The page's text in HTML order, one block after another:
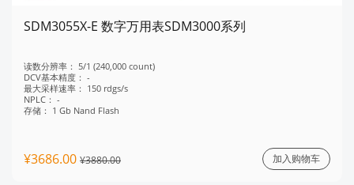
SDM3055X-E 数字万用表SDM3000系列
读数分辨率： 5/1 (240,000 count)
DCV基本精度： -
最大采样速率： 150 rdgs/s
NPLC： -
存储： 1 Gb Nand Flash
¥3686.00 ¥3880.00 加入购物车